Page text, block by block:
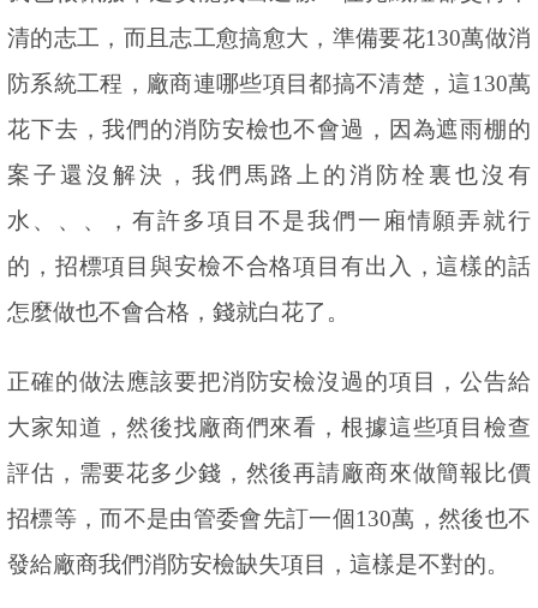
清的志工，而且志工愈搞愈大，準備要花130萬做消
防系統工程，廠商連哪些項目都搞不清楚，這130萬
花下去，我們的消防安檢也不會過，因為遮雨棚的
案子還沒解決，我們馬路上的消防栓裏也沒有
水、、、，有許多項目不是我們一廂情願弄就行
的，招標項目與安檢不合格項目有出入，這樣的話
怎麼做也不會合格，錢就白花了。
正確的做法應該要把消防安檢沒過的項目，公告給
大家知道，然後找廠商們來看，根據這些項目檢查
評估，需要花多少錢，然後再請廠商來做簡報比價
招標等，而不是由管委會先訂一個130萬，然後也不
發給廠商我們消防安檢缺失項目，這樣是不對的。